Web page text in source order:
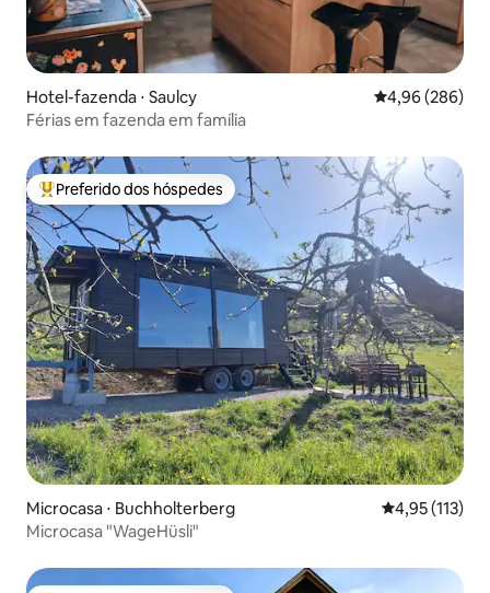
Hotel-fazenda ⋅ Saulcy 4,96 de uma
4,96 (286)
Férias em fazenda em família
Entre os melhores preferidos dos hóspedes
Preferido dos hóspedes
Microcasa ⋅ Buchholterberg 4,95 de uma
4,95 (113)
Microcasa "WageHüsli"